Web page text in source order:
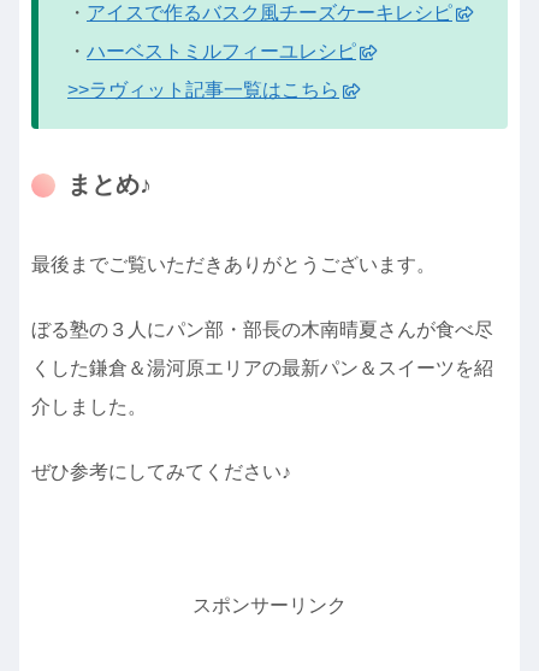
・ アイスで作るバスク風チーズケーキレシピ
・ ハーベストミルフィーユレシピ
>>ラヴィット記事一覧はこちら
まとめ♪
最後までご覧いただきありがとうございます。
ぼる塾の３人にパン部・部長の木南晴夏さんが食べ尽
くした鎌倉＆湯河原エリアの最新パン＆スイーツを紹
介しました。
ぜひ参考にしてみてください♪
スポンサーリンク